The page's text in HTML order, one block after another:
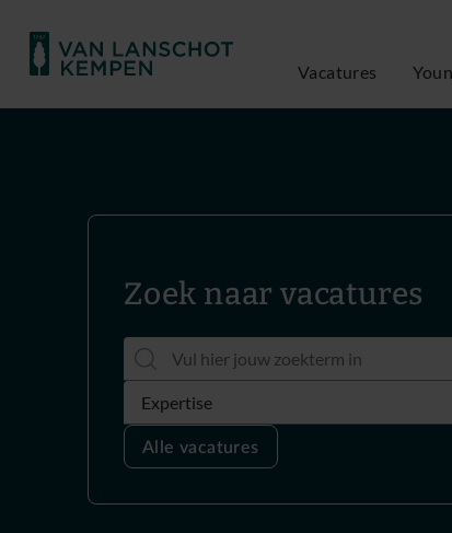
Vacatures
Zoek naar vacatures
Alle vacatures